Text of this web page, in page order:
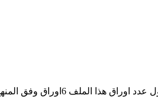
6اوراق وفق المنهج الكويتي